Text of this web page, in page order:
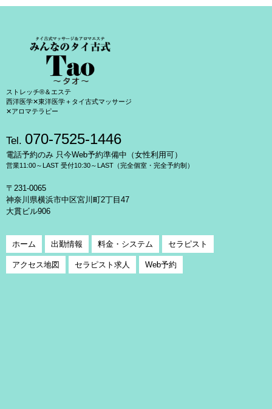
ストレッチ®＆エステ
西洋医学✕東洋医学＋タイ古式マッサージ
✕アロマテラピー
Tel. 070-7525-1446
電話予約のみ 只今Web予約準備中（女性利用可）
営業11:00～LAST 受付10:30～LAST（完全個室・完全予約制）
〒231-0065
神奈川県横浜市中区宮川町2丁目47
大貫ビル906
ホーム 出勤情報 料金・システム セラピスト
アクセス地図 セラピスト求人 Web予約